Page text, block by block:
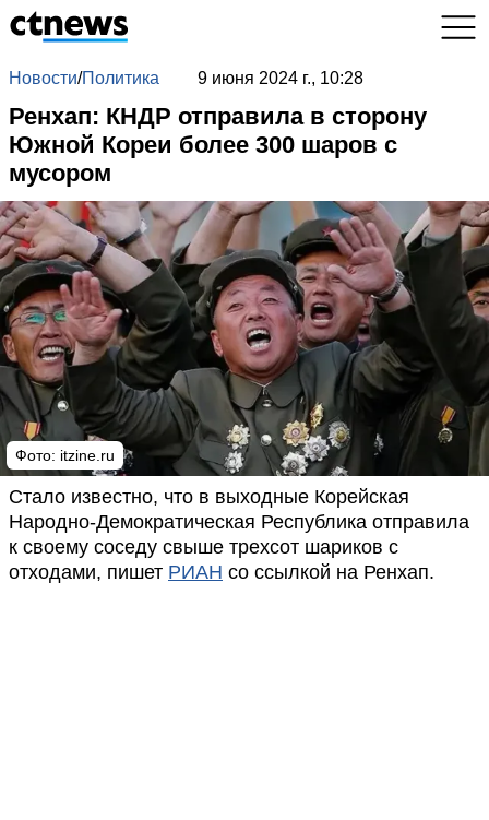
Новости/Политика 9 июня 2024 г., 10:28
Ренхап: КНДР отправила в сторону
Южной Кореи более 300 шаров с
мусором
Фото: itzine.ru
Стало известно, что в выходные Корейская
Народно-Демократическая Республика отправила
к своему соседу свыше трехсот шариков с
отходами, пишет РИАН со ссылкой на Ренхап.